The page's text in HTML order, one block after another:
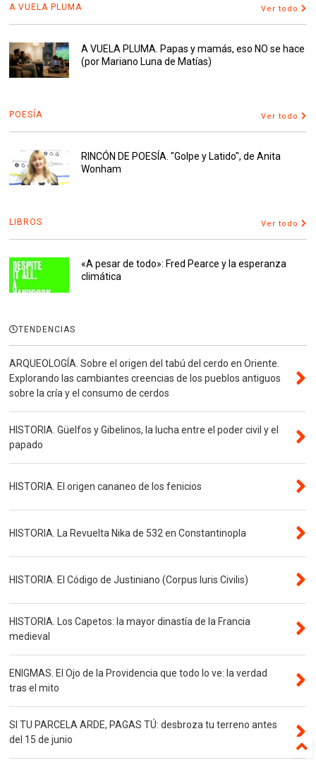
A VUELA PLUMA Ver todo
A VUELA PLUMA. Papas y mamás, eso NO se hace
(por Mariano Luna de Matías)
POESÍA Ver todo
RINCÓN DE POESÍA. "Golpe y Latido", de Anita
Wonham
LIBROS Ver todo
«A pesar de todo»: Fred Pearce y la esperanza
climática
TENDENCIAS
ARQUEOLOGÍA. Sobre el origen del tabú del cerdo en Oriente.
Explorando las cambiantes creencias de los pueblos antiguos
sobre la cría y el consumo de cerdos
HISTORIA. Güelfos y Gibelinos, la lucha entre el poder civil y el
papado
HISTORIA. El origen cananeo de los fenicios
HISTORIA. La Revuelta Nika de 532 en Constantinopla
HISTORIA. El Código de Justiniano (Corpus Iuris Civilis)
HISTORIA. Los Capetos: la mayor dinastía de la Francia
medieval
ENIGMAS. El Ojo de la Providencia que todo lo ve: la verdad
tras el mito
SI TU PARCELA ARDE, PAGAS TÚ: desbroza tu terreno antes
del 15 de junio